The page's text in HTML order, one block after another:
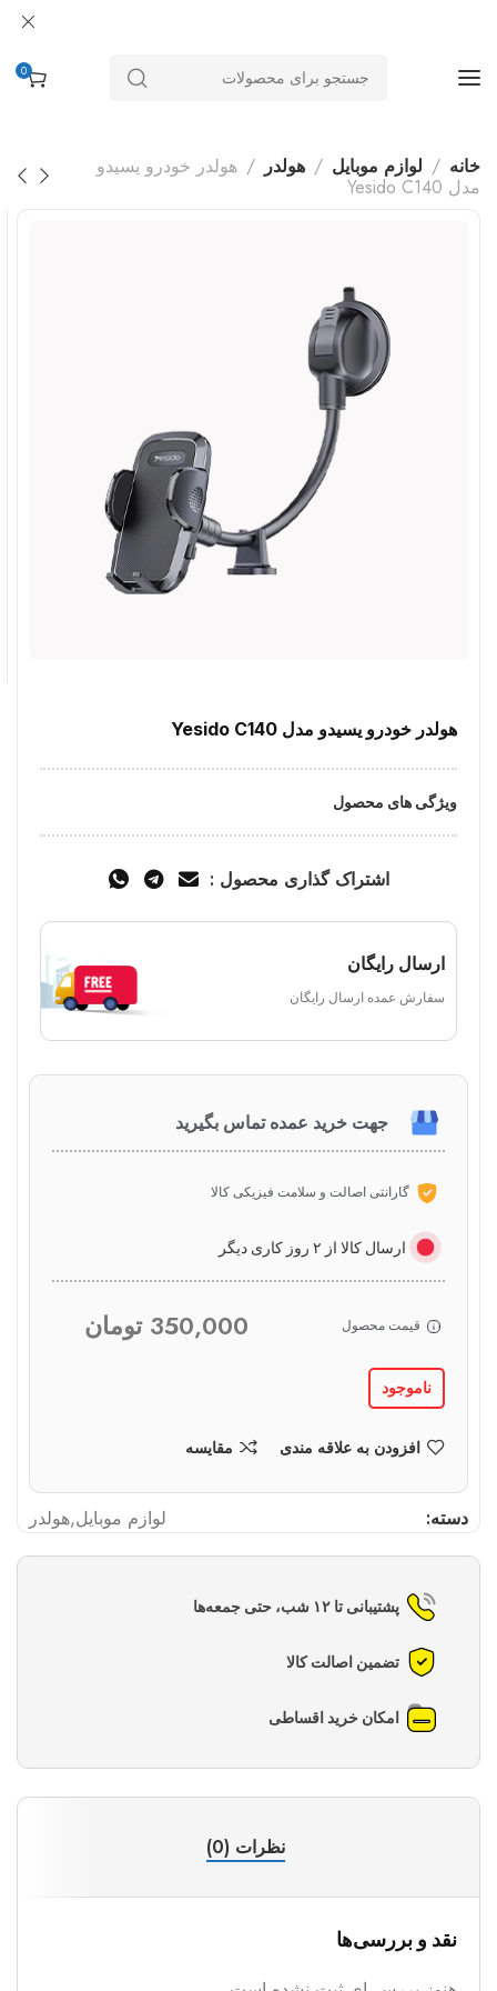
0
خانه لوازم موبایل هولدر
هولدر خودرو یسیدو
مدل Yesido C140
هولدر خودرو یسیدو مدل Yesido C140
ویژگی های محصول
اشتراک گذاری محصول :
ارسال رایگان
سفارش عمده ارسال رایگان
جهت خرید عمده تماس بگیرید
گارانتی اصالت و سلامت فیزیکی کالا
ارسال کالا از ۲ روز کاری دیگر
قیمت محصول 350,000 تومان
ناموجود
افزودن به علاقه مندی مقایسه
دسته: لوازم موبایل,هولدر
پشتیبانی تا ۱۲ شب، حتی جمعه‌ها
تضمین اصالت کالا
امکان خرید اقساطی
نظرات (0)
نقد و بررسی‌ها